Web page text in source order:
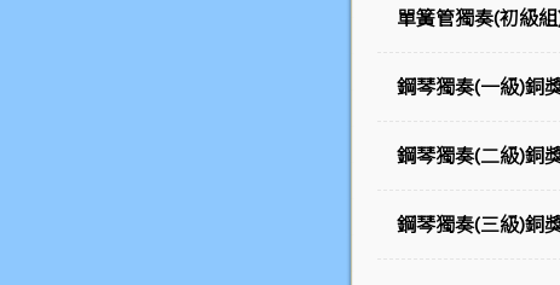
單簧管獨奏(初級
鋼琴獨奏(一級)銅
鋼琴獨奏(二級)銅
鋼琴獨奏(三級)銅